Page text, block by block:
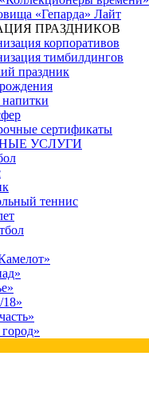
«Гепарда» Лайт
ПРАЗДНИКОВ
корпоративов
тимбилдингов
праздник
сертификаты
УСЛУГИ
теннис